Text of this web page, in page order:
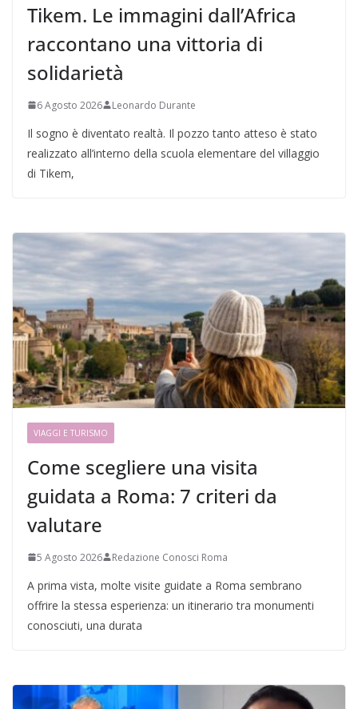
Tikem. Le immagini dall’Africa
raccontano una vittoria di
solidarietà
6 Agosto 2026 Leonardo Durante
Il sogno è diventato realtà. Il pozzo tanto atteso è stato
realizzato all’interno della scuola elementare del villaggio
di Tikem,
VIAGGI E TURISMO
Come scegliere una visita
guidata a Roma: 7 criteri da
valutare
5 Agosto 2026 Redazione Conosci Roma
A prima vista, molte visite guidate a Roma sembrano
offrire la stessa esperienza: un itinerario tra monumenti
conosciuti, una durata